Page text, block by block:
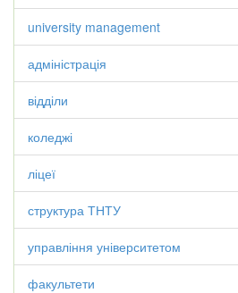
university management
адміністрація
відділи
коледжі
ліцеї
структура ТНТУ
управління університетом
факультети